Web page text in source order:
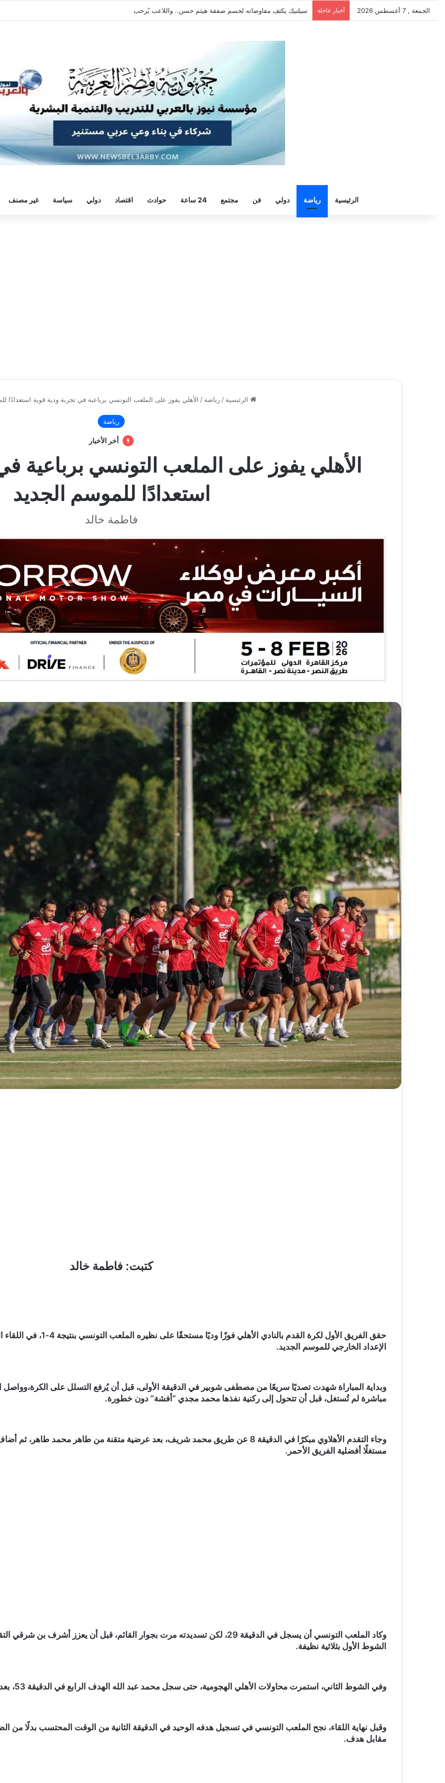
الجمعة , 7 أغسطس 2026 أخبار عاجلة الزمالك يرفض رحيل خوان بيزيرا ويطالبه بالعودة الفورية للتدريبات
الرئيسية رياضة دولي فن مجتمع 24 ساعة حوادث اقتصاد دولي سياسة غير مصنف
الرئيسية / رياضة / الأهلي يفوز على الملعب التونسي برباعية في تجربة ودية قوية استعدادًا
رياضة
أخر الأخبار
الأهلي يفوز على الملعب التونسي برباعية
استعدادًا للموسم الجديد
فاطمة خالد
كتبت: فاطمة خالد
حقق الفريق الأول لكرة القدم
الإعداد الخارجي للموسم الجديد.
وبداية المباراة شهدت تصديًا سريعًا من مصطفى شوبير في الدقيقة الأولى، قبل أن يُرفع التسلل على
مباشرة لم تُستغل، قبل أن تتحول إلى ركنية نفذها محمد مجدي “أفشة” دون خطورة.
مستغلًا أفضلية الفريق الأحمر.
الشوط الأول بثلاثية نظيفة.
وفي الشوط الثاني، استمرت محاولات الأهلي الهجومية، حتى سجل محمد عبد الله الهدف الرابع في الدقيقة 53، بعد كرة عرضية منظمة من الجبهة اليمنى.
وقبل نهاية اللقاء، نجح الملعب التونسي في تسجيل هدفه الوحيد في الدقيقة الثانية من الوقت المحتسب بدلًا من
مقابل هدف.